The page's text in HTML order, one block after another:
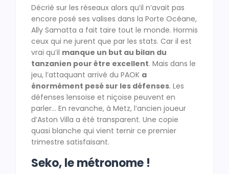
Décrié sur les réseaux alors qu’il n’avait pas
encore posé ses valises dans la Porte Océane,
Ally Samatta a fait taire tout le monde. Hormis
ceux qui ne jurent que par les stats. Car il est
vrai qu’il manque un but au bilan du
tanzanien pour être excellent. Mais dans le
jeu, l’attaquant arrivé du PAOK a
énormément pesé sur les défenses. Les
défenses lensoise et niçoise peuvent en
parler… En revanche, à Metz, l’ancien joueur
d’Aston Villa a été transparent. Une copie
quasi blanche qui vient ternir ce premier
trimestre satisfaisant.
Seko, le métronome !